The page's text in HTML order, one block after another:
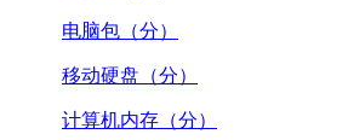
电脑包（分）
移动硬盘（分）
计算机内存（分）